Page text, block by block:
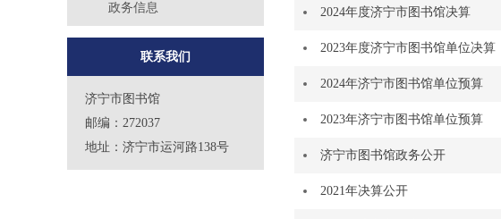
政务信息
联系我们
济宁市图书馆
邮编：272037
地址：济宁市运河路138号
2024年度济宁市图书馆决算
2023年度济宁市图书馆单位决算
2024年济宁市图书馆单位预算
2023年济宁市图书馆单位预算
济宁市图书馆政务公开
2021年决算公开